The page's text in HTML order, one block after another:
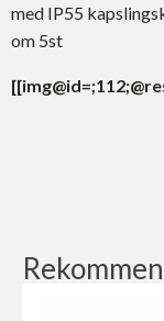
med IP55
om 5st